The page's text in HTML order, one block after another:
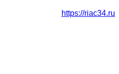
https://riac34.ru